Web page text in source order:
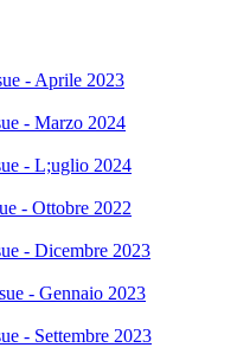
- Aprile 2023
- Marzo 2024
- L;uglio 2024
- Ottobre 2022
- Dicembre 2023
- Gennaio 2023
- Settembre 2023